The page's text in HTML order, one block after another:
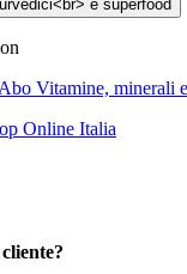
Vitamine, minerali